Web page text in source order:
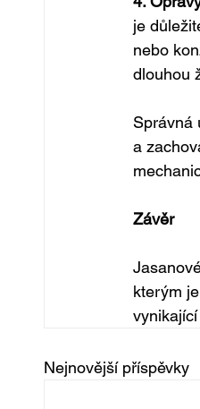
je
nebo
dlouhou
Správná
a
Závěr
kterým
Nejnovější příspěvky